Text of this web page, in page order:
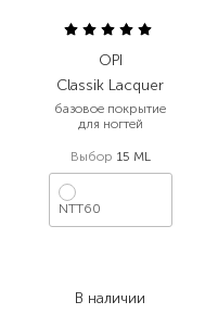
OPI
Classik Lacquer
базовое покрытие
для ногтей
Выбор 15 ML
NTT60
В наличии